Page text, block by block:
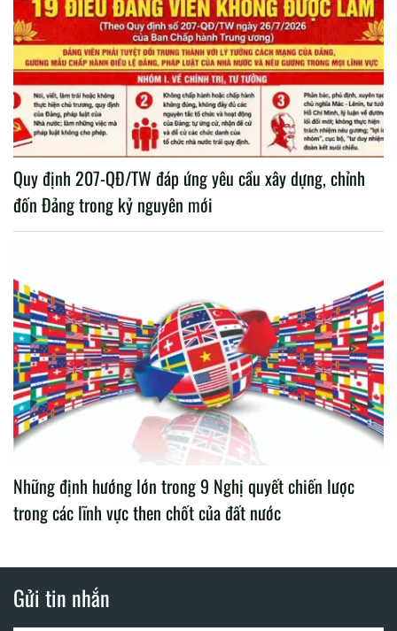
Quy định 207-QĐ/TW đáp ứng yêu cầu xây dựng, chỉnh
đốn Đảng trong kỷ nguyên mới
Những định hướng lớn trong 9 Nghị quyết chiến lược
trong các lĩnh vực then chốt của đất nước
Gửi tin nhắn